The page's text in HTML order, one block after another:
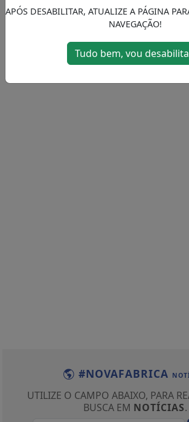
#NOVAFABRICA
UTILIZE O CAMPO ABAIXO, PARA
BUSCA EM NOTÍCIAS.
APÓS DESABILITAR, ATUALIZE A PÁGINA
NAVEGAÇÃO!
Tudo bem, vou